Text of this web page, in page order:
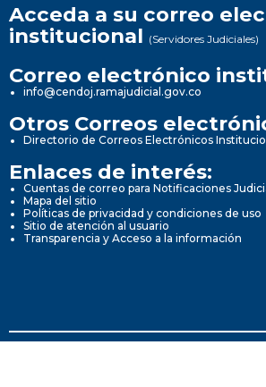
Acceda a su correo
institucional (Servidores Judiciales)
Correo electrónico
info@cendoj.ramajudicial.gov.co
Otros Correos
Directorio de Correos Electrónicos
Enlaces de interés:
Cuentas de correo para Notificaciones
Mapa del sitio
Políticas de privacidad y condiciones de uso
Sitio de atención al usuario
Transparencia y Acceso a la información